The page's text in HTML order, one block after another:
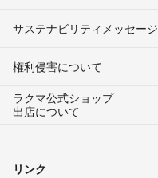
サステナビリティメッセージ
権利侵害について
ラクマ公式ショップ
出店について
リンク